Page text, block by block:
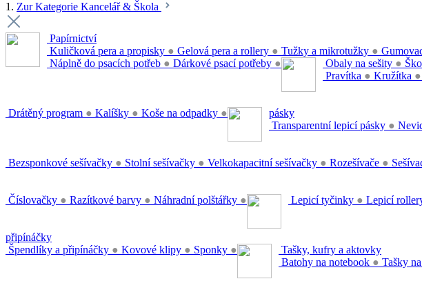
1. Zur Kategorie Kancelář & Škola
Papírnictví
Kuličková pera a propisky ● Gelová pera a rollery ● Tužky a mikrotužky ●
Náplně do psacích potřeb ● Dárkové psací potřeby ●
Obaly na sešity ●
Pravítka ● Kružítka ●
Drátěný program ● Kalíšky ● Koše na odpadky ●
pásky
Transparentní lepicí pásky ●
Bezsponkové sešívačky ● Stolní sešívačky ● Velkokapacitní sešívačky ● Rozešívače ●
Číslovačky ● Razítkové barvy ● Náhradní polštářky ● Lepicí tyčinky ● Lepicí
připínáčky
Špendlíky a připínáčky ● Kovové klipy ● Sponky ●
Tašky, kufry a aktovky
Batohy na notebook ● Tašky